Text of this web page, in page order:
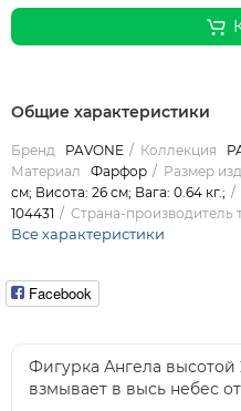
Общие характеристики
Бренд PAVONE Коллекция
Материал
Фарфор Размер
см; Висота: 26 см; Вага: 0.64 кг.;
104431
Страна-производитель
Все характеристики
Facebook
Фигурка Ангела
взмывает в высь небес